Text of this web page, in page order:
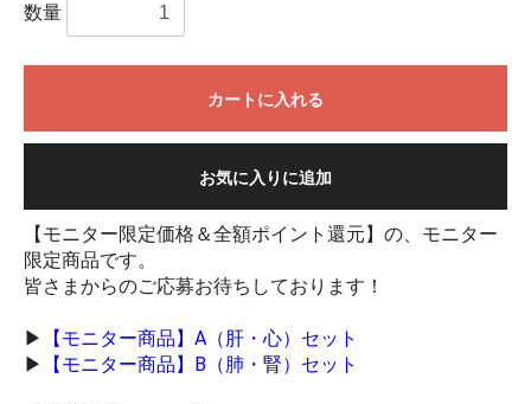
数量
カートに入れる
お気に入りに追加
【モニター限定価格＆全額ポイント還元】の、モニター
限定商品です。
皆さまからのご応募お待ちしております！
▶︎
【モニター商品】A（肝・心）セット
▶︎
【モニター商品】B（肺・腎）セット